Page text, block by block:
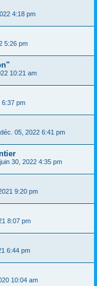
4:18 pm
5:26 pm
10:21 am
6:37 pm
05, 2022 6:41 pm
30, 2022 4:35 pm
9:20 pm
8:07 pm
6:44 pm
10:04 am